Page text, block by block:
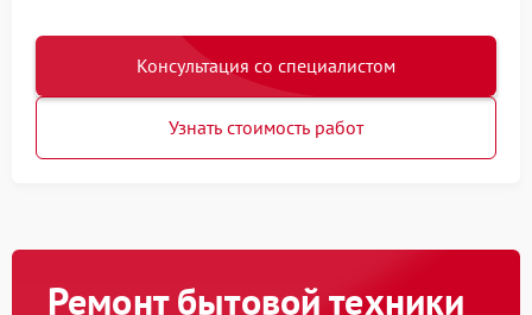
Консультация со специалистом
Узнать стоимость работ
Ремонт бытовой техники